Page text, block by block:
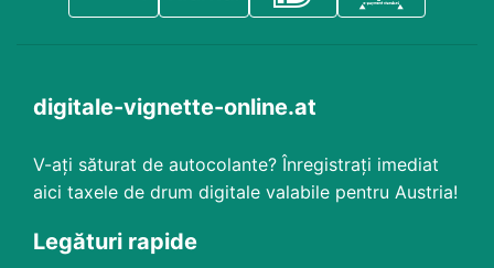
digitale-vignette-online.at
V-ați săturat de autocolante? Înregistrați imediat
aici taxele de drum digitale valabile pentru Austria!
Legături rapide